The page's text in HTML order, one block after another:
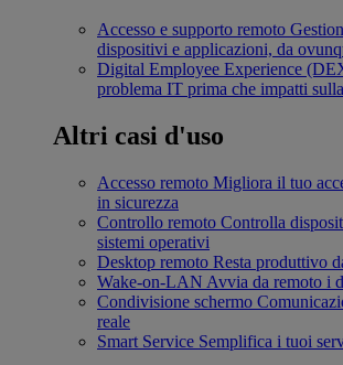
Accesso e supporto remoto
dispositivi e applicazioni, da
Digital Employee Experience
problema IT prima che impatti
Altri casi d'uso
Accesso remoto Migliora il tuo
in sicurezza
Controllo remoto Controlla
sistemi operativi
Desktop remoto Resta produttivo
Wake-on-LAN Avvia da remoto i
Condivisione schermo
reale
Smart Service Semplifica i tuoi